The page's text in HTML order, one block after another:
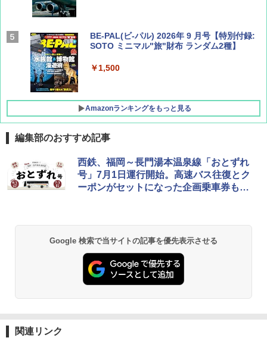
BE-PAL(ビ-パル) 2026年 9 月号【特別付録:
SOTO ミニマル"旅"財布 ランダム2種】
￥1,500
Amazonランキングをもっと見る
D40 地球の歩き方 チェンマイ タイ北部の魅
力的な町 2026～2027 地球の歩き方D アジア
￥2,079
球の歩き方A ヨーロッパ
￥2,479
[キャンパーズコレクション 山善] ポップアッ
プテント 傘みたいに広げて畳める パッとサ
ッとサンシェード キューブ フルクローズ メ
ッシュ 簡単設置 ワンタッチテント キャンプ
PYKES PEAK (パイクスピーク) 着替えテン
ト プライバシー テント 【中が透けない】 1
人用 折りたたみ 防災グッズ 災害用トイレ ビ
ーチ ピクニック ポップアップテント 携帯 簡
BUNDOK(バンドック)ソロ ドーム 1 EX BDK
-08EX カーキ ソロキャンプ ポリエステル フ
レーム テント
026リニューアル 急速冷凍 空間倍増 衛生的
コンパクト 保冷力長持ち
￥2,980
編集部のおすすめ記事
西鉄、福岡～長門湯本温泉線「おとずれ
号」7月1日運行開始。高速バス往復とク
ーポンがセットになった企画乗車券も販
Google 検索で当サイトの記事を優先表示させる
関連リンク